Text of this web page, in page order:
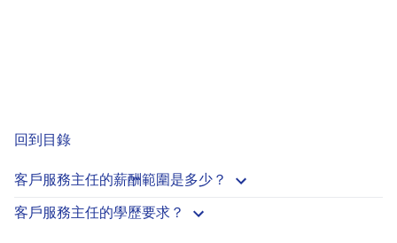
回到目錄
客戶服務主任的薪酬範圍是多少？
客戶服務主任的學歷要求？